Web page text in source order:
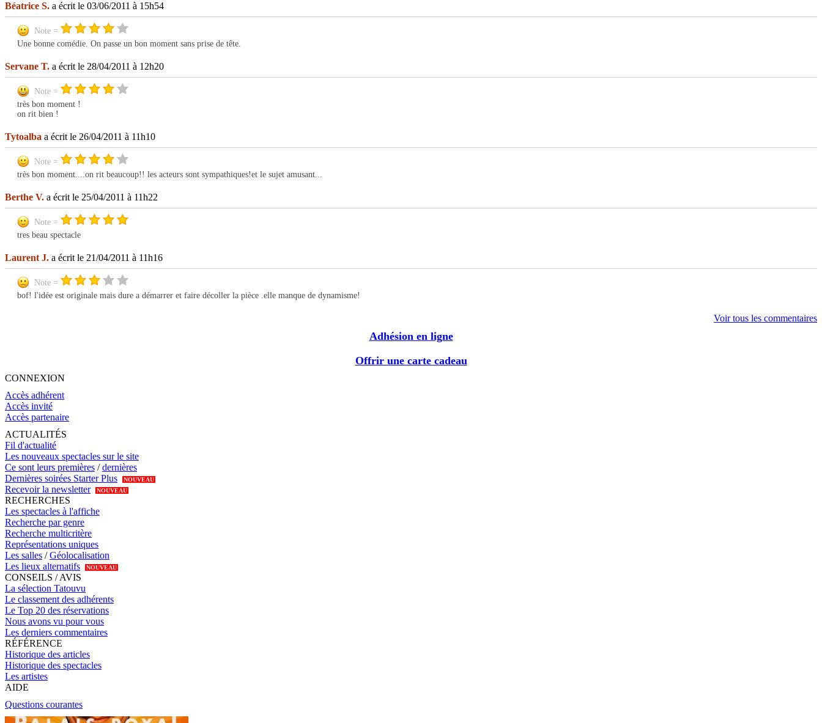
Béatrice S. a écrit le 03/06/2011 à 15h54
Note =
Une bonne comédie. On passe un bon moment sans prise de tête.
Servane T. a écrit le 28/04/2011 à 12h20
Note =
très bon moment !
on rit bien !
Tytoalba a écrit le 26/04/2011 à 11h10
Note =
très bon moment....on rit beaucoup!! les acteurs sont sympathiques!et le sujet amusant...
Berthe V. a écrit le 25/04/2011 à 11h22
Note =
tres beau spectacle
Laurent J. a écrit le 21/04/2011 à 11h16
Note =
bof! l'idée est originale mais dure a démarrer et faire décoller la pièce .elle manque de dynamisme!
Voir tous les commentaires
Adhésion en ligne
Offrir une carte cadeau
CONNEXION
Accès adhérent
Accès invité
Accès partenaire
ACTUALITÉS
Fil d'actualité
Les nouveaux spectacles sur le site
Ce sont leurs premières /dernières
Dernières soirées Starter Plus
NOUVEAU
Recevoir la newsletter NOUVEAU
RECHERCHES
Les spectacles à l'affiche
Recherche par genre
Recherche multicritère
Représentations uniques
Les salles /Géolocalisation
Les lieux alternatifs
NOUVEAU
CONSEILS / AVIS
La sélection Tatouvu
Le classement des adhérents
Le Top 20 des réservations
Nous avons vu pour vous
Les derniers commentaires
RÉFÉRENCE
Historique des articles
Historique des spectacles
Les artistes
AIDE
Questions courantes